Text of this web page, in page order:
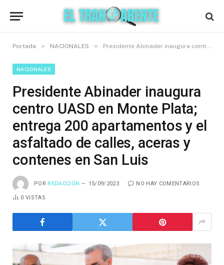
Portada » NACIONALES » Presidente Abinader inaugura centro UASD en Monte Plata; entrega 200 apartamentos y el asfaltado de calles, aceras y contenes en San Luis
NACIONALES
Presidente Abinader inaugura
centro UASD en Monte Plata;
entrega 200 apartamentos y el
asfaltado de calles, aceras y
contenes en San Luis
POR REDACCIÓN 15/09/2023 NO HAY COMENTARIOS
0VISTAS